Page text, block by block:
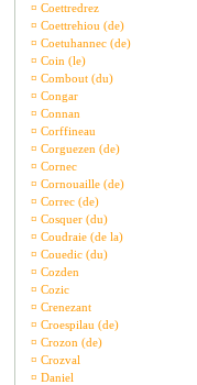
¤ Coettredrez
¤ Coettrehiou (de)
¤ Coetuhannec (de)
¤ Coin (le)
¤ Combout (du)
¤ Congar
¤ Connan
¤ Corffineau
¤ Corguezen (de)
¤ Cornec
¤ Cornouaille (de)
¤ Correc (de)
¤ Cosquer (du)
¤ Coudraie (de la)
¤ Couedic (du)
¤ Cozden
¤ Cozic
¤ Crenezant
¤ Croespilau (de)
¤ Crozon (de)
¤ Crozval
¤ Daniel